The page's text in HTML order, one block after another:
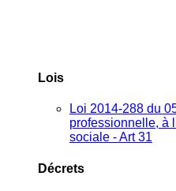
Lois
Loi 2014-288 du
professionnelle, à
sociale - Art 31
Décrets